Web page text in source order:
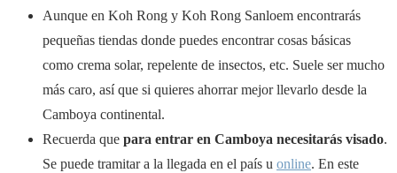
Aunque en Koh Rong y Koh Rong Sanloem encontrarás
pequeñas tiendas donde puedes encontrar cosas básicas
como crema solar, repelente de insectos, etc. Suele ser mucho
más caro, así que si quieres ahorrar mejor llevarlo desde la
Camboya continental.
Recuerda que para entrar en Camboya necesitarás visado.
Se puede tramitar a la llegada en el país u online. En este